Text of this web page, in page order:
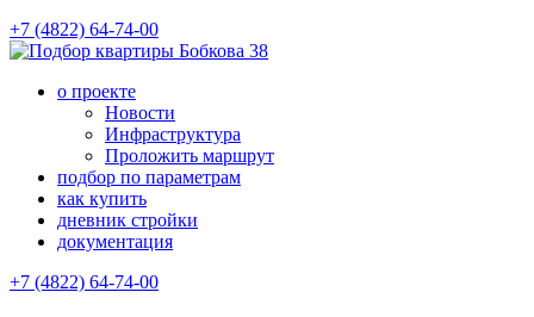
+7 (4822) 64-74-00
Бобкова 38
о проекте
Новости
Инфраструктура
Проложить маршрут
подбор по параметрам
как купить
дневник стройки
документация
+7 (4822) 64-74-00